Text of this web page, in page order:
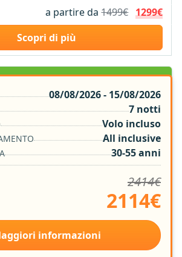
a partire da1499€ 1299€
Scopri di più
4*
Inclusive
Vamonos
nella Camera Prescelta
Pratica
08/08/2026 - 15/08/2026
7 notti
Volo incluso
All inclusive
30-55 anni
2414€
2114€
informazioni